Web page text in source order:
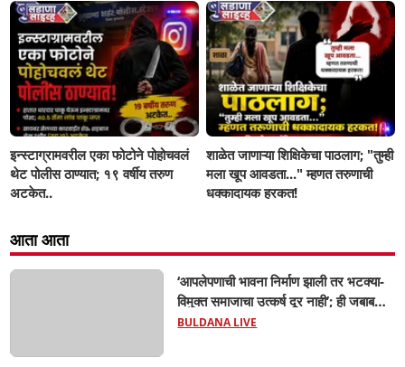
इन्स्टाग्रामवरील एका फोटोने पोहोचवलं
थेट पोलीस ठाण्यात; १९ वर्षीय तरुण
अटकेत..
शाळेत जाणाऱ्या शिक्षिकेचा पाठलाग; "तुम्ही
मला खूप आवडता..." म्हणत तरुणाची
धक्कादायक हरकत!
आता आता
‘आपलेपणाची भावना निर्माण झाली तर भटक्या-
विमुक्त समाजाचा उत्कर्ष दूर नाही’; ही जबाबदारी
केवळ सरकारची नाही,आपल्या सर्वांची !
BULDANA LIVE